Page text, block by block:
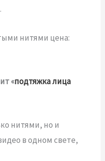
нитями цена:
«подтяжка лица
нитями, но и
в одном свете,